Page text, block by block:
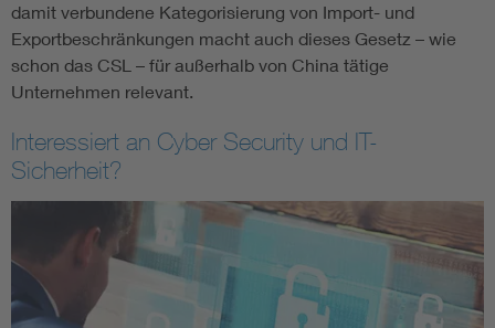
damit verbundene Kategorisierung von Import- und
Exportbeschränkungen macht auch dieses Gesetz – wie
schon das CSL – für außerhalb von China tätige
Unternehmen relevant.
Interessiert an Cyber Security und IT-
Sicherheit?